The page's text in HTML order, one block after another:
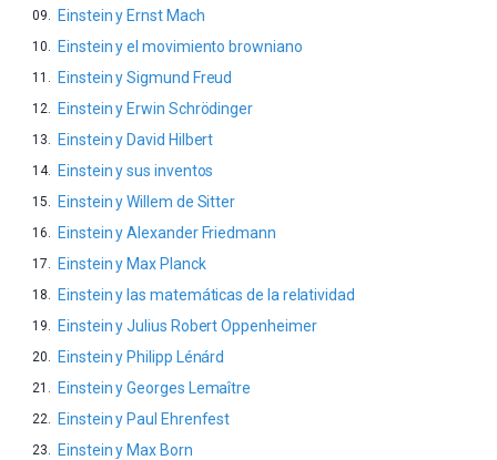
Einstein y Ernst Mach
Einstein y el movimiento browniano
Einstein y Sigmund Freud
Einstein y Erwin Schrödinger
Einstein y David Hilbert
Einstein y sus inventos
Einstein y Willem de Sitter
Einstein y Alexander Friedmann
Einstein y Max Planck
Einstein y las matemáticas de la relatividad
Einstein y Julius Robert Oppenheimer
Einstein y Philipp Lénárd
Einstein y Georges Lemaître
Einstein y Paul Ehrenfest
Einstein y Max Born